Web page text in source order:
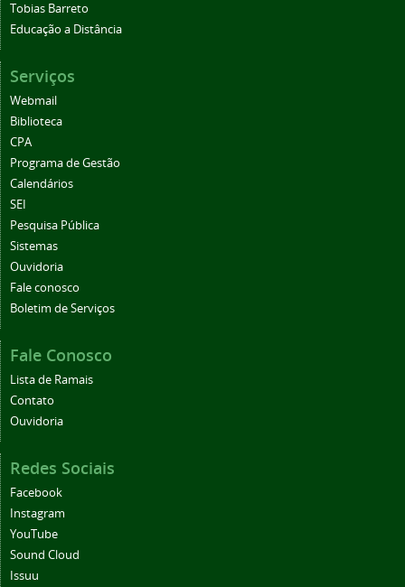
Tobias Barreto
Educação a Distância
Serviços
Webmail
Biblioteca
CPA
Programa de Gestão
Calendários
SEI
Pesquisa Pública
Sistemas
Ouvidoria
Fale conosco
Boletim de Serviços
Fale Conosco
Lista de Ramais
Contato
Ouvidoria
Redes Sociais
Facebook
Instagram
YouTube
Sound Cloud
Issuu